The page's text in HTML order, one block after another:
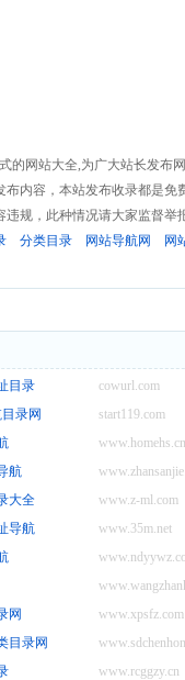
的网站大全,为广大站长发布
内容，本站发布收录都是
规，此种情况请大家监督举
分类目录 网站导航网
网
cowurl.com
目录
start119.com
录网
www.homehs.cn
航
www.z-ml.com
大全
www.35m.net
导航
www.xpsfz.com
网
目录网
www.rcggzy.cn